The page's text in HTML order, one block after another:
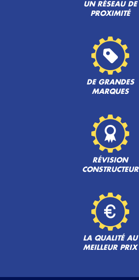
UN RÉSEAU DE
PROXIMITÉ
DE GRANDES
MARQUES
RÉVISION
CONSTRUCTEUR
LA QUALITÉ AU
MEILLEUR PRIX